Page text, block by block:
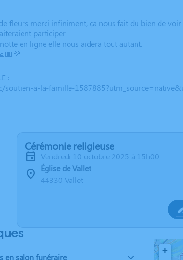
fleurs merci infiniment, ça nous fait du bien de
participer
en ligne elle nous aidera tout autant.
:
soutien-a-la-famille-
Cérémonie religieuse
vendredi 10 octobre 2025 à 15h00
Église de Vallet
44330 Vallet
en salon funéraire
+